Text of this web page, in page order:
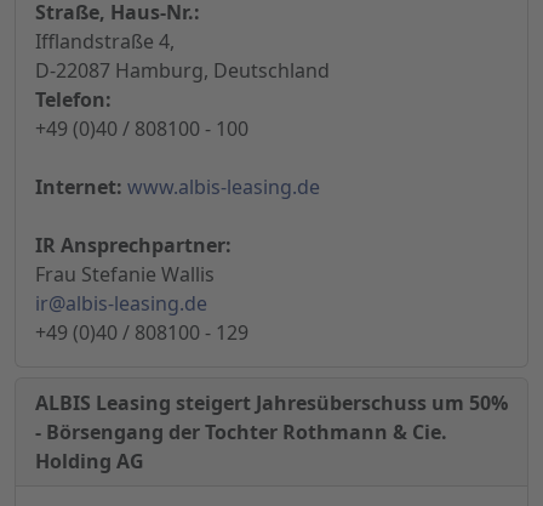
Straße, Haus-Nr.:
Ifflandstraße 4,
D-22087 Hamburg, Deutschland
Telefon:
+49 (0)40 / 808100 - 100
Internet: www.albis-leasing.de
IR Ansprechpartner:
Frau Stefanie Wallis
ir@albis-leasing.de
+49 (0)40 / 808100 - 129
ALBIS Leasing steigert Jahresüberschuss um 50%
- Börsengang der Tochter Rothmann & Cie.
Holding AG